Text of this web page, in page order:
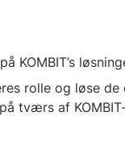
KOMBIT’s
rolle og løse
tværs af